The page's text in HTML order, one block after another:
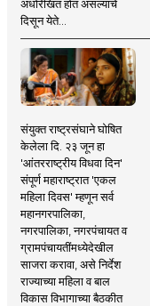
अधोरेखित होत असल्याचे
दिसून येते...
संयुक्त राष्ट्रसंघाने घोषित
केलेला दि. २३ जून हा
'आंतरराष्ट्रीय विधवा दिन'
संपूर्ण महाराष्ट्रात 'एकल
महिला दिवस' म्हणून सर्व
महानगरपालिका,
नगरपालिका, नगरपंचायत व
ग्रामपंचायतींमध्येदेखील
साजरा करावा, असे निर्देश
राज्याच्या महिला व बाल
विकास विभागाच्या बैठकीत